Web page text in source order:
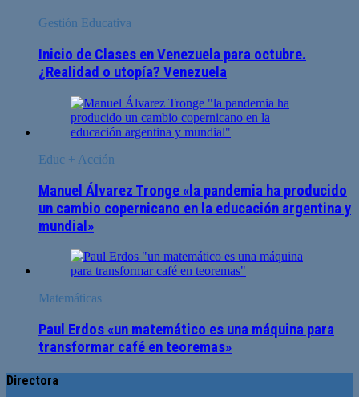
Gestión Educativa
Inicio de Clases en Venezuela para octubre.
¿Realidad o utopía? Venezuela
Educ + Acción
Manuel Álvarez Tronge «la pandemia ha producido
un cambio copernicano en la educación argentina y
mundial»
Matemáticas
Paul Erdos «un matemático es una máquina para
transformar café en teoremas»
Directora